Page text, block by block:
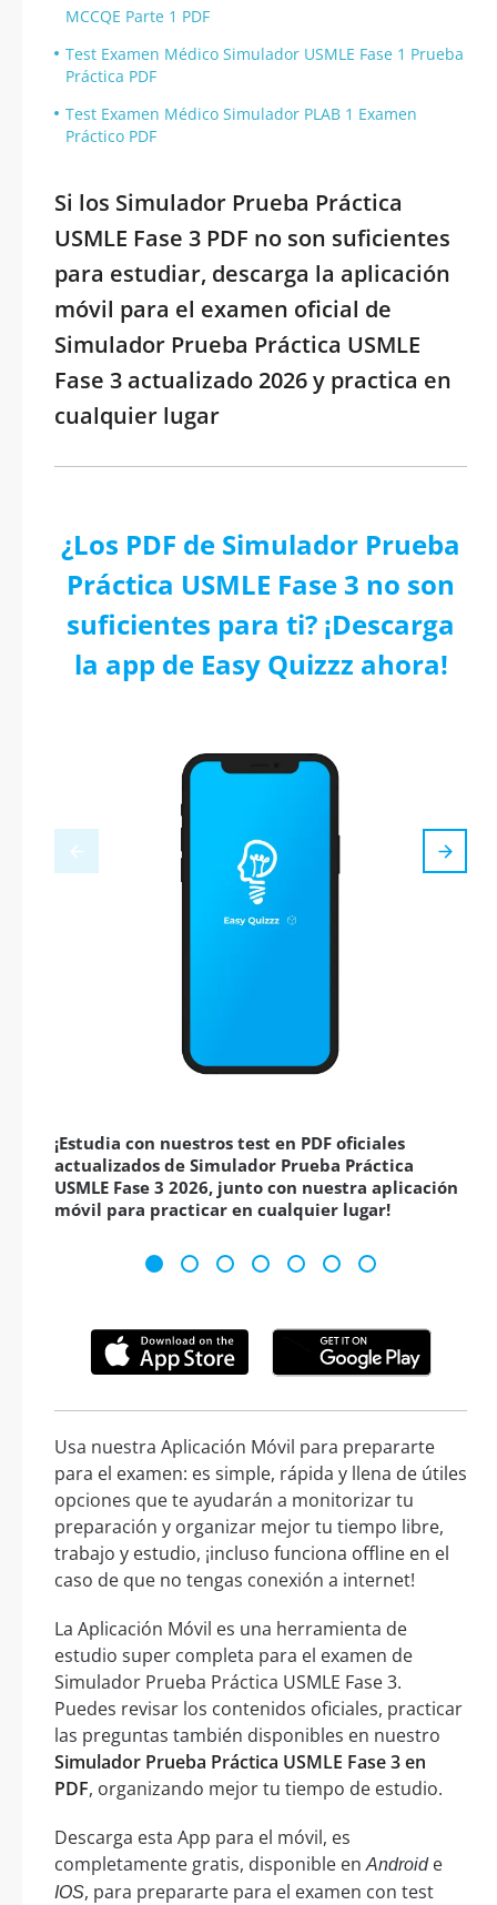
MCCQE Parte 1 PDF
Test Examen Médico Simulador USMLE Fase 1 Prueba
Práctica PDF
Test Examen Médico Simulador PLAB 1 Examen
Práctico PDF
Si los Simulador Prueba Práctica
USMLE Fase 3 PDF no son suficientes
para estudiar, descarga la aplicación
móvil para el examen oficial de
Simulador Prueba Práctica USMLE
Fase 3 actualizado 2026 y practica en
cualquier lugar
¿Los PDF de Simulador Prueba
Práctica USMLE Fase 3 no son
suficientes para ti? ¡Descarga
la app de Easy Quizzz ahora!
¡Estudia con nuestros test en PDF oficiales
actualizados de Simulador Prueba Práctica
USMLE Fase 3 2026, junto con nuestra aplicación
móvil para practicar en cualquier lugar!
Usa nuestra Aplicación Móvil para prepararte
para el examen: es simple, rápida y llena de útiles
opciones que te ayudarán a monitorizar tu
preparación y organizar mejor tu tiempo libre,
trabajo y estudio, ¡incluso funciona offline en el
caso de que no tengas conexión a internet!
La Aplicación Móvil es una herramienta de
estudio super completa para el examen de
Simulador Prueba Práctica USMLE Fase 3.
Puedes revisar los contenidos oficiales, practicar
las preguntas también disponibles en nuestro
Simulador Prueba Práctica USMLE Fase 3 en
PDF, organizando mejor tu tiempo de estudio.
Descarga esta App para el móvil, es
completamente gratis, disponible enAndroide
IOS, para prepararte para el examen con test